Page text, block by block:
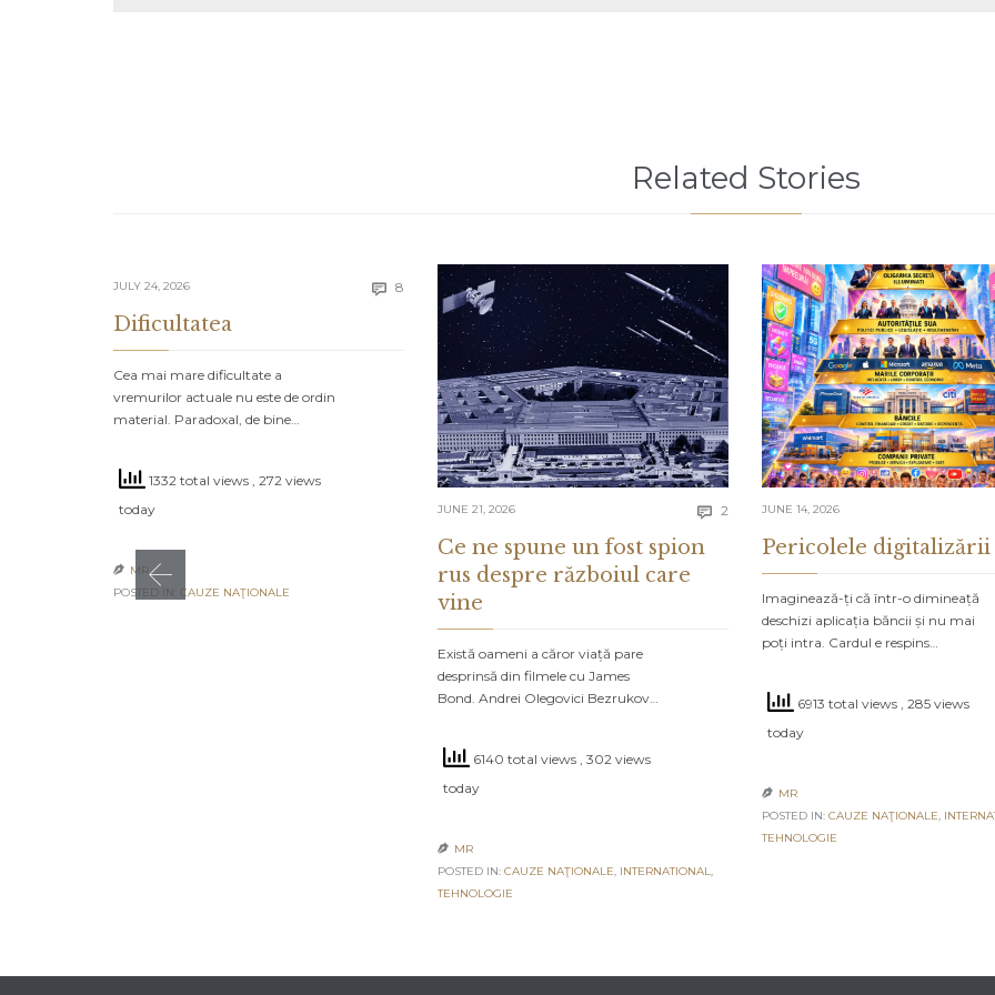
Related Stories
JULY 24, 2026  8 Comments
Dificultatea
Cea mai mare dificultate a
vremurilor actuale nu este de ordin
material. Paradoxal, de bine…
1332 total views , 272 views
today
 MR
POSTED IN: CAUZE NAŢIONALE
JUNE 21, 2026  2 Comments
Ce ne spune un fost spion
rus despre războiul care
vine
Există oameni a căror viață pare
desprinsă din filmele cu James
Bond. Andrei Olegovici Bezrukov…
6140 total views , 302 views
today
 MR
POSTED IN: CAUZE NAŢIONALE, INTERNATIONAL,
TEHNOLOGIE
JUNE 14, 2026
Pericolele digitalizării
Imaginează-ți că într-o dimineață
deschizi aplicația băncii și nu mai
poți intra. Cardul e respins…
6913 total views , 285 views
today
 MR
POSTED IN: CAUZE NAŢIONALE,
TEHNOLOGIE